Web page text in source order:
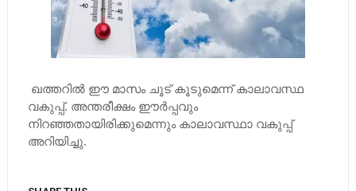
ഖത്തറില്‍ ഈ മാസം ചൂട് കൂടുമെന്ന് കാലാവസ്ഥ
വകുപ്പ്. അന്തരീക്ഷം ഈര്‍പ്പവും
നിറഞ്ഞതായിരിക്കുമെന്നും കാലാവസ്ഥാ വകുപ്പ്
അറിയിച്ചു.